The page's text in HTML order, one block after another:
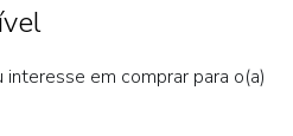
em comprar para o(a)